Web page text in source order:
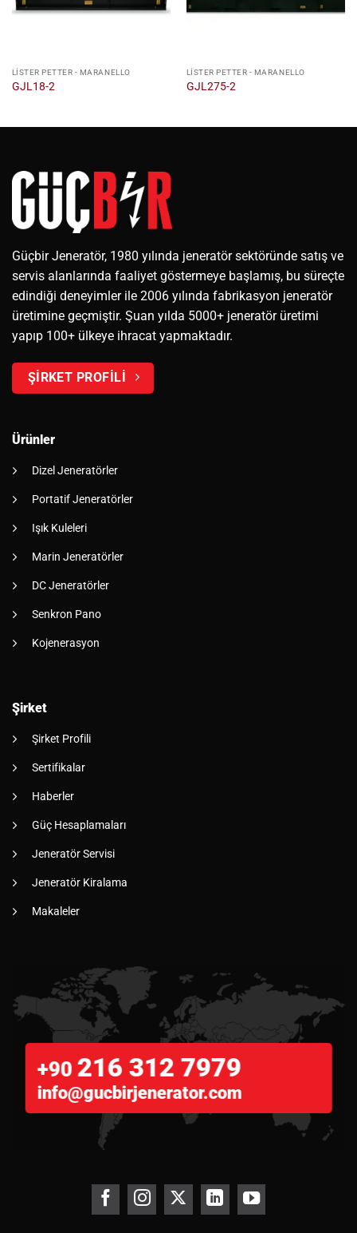
LISTER PETTER - MARANELLO
GJL18-2
LISTER PETTER - MARANELLO
GJL275-2
Güçbir Jeneratör, 1980 yılında jeneratör sektöründe satış ve
servis alanlarında faaliyet göstermeye başlamış, bu süreçte
edindiği deneyimler ile 2006 yılında fabrikasyon jeneratör
üretimine geçmiştir. Şuan yılda 5000+ jeneratör üretimi
yapıp 100+ ülkeye ihracat yapmaktadır.
ŞİRKET PROFİLİ
Ürünler
Dizel Jeneratörler
Portatif Jeneratörler
Işık Kuleleri
Marin Jeneratörler
DC Jeneratörler
Senkron Pano
Kojenerasyon
Şirket
Şirket Profili
Sertifikalar
Haberler
Güç Hesaplamaları
Jeneratör Servisi
Jeneratör Kiralama
Makaleler
+90 216 312 7979
info@gucbirjenerator.com